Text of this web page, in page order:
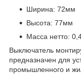
Ширина: 72мм
Высота: 77мм
Масса нетто:
Выключатель
предназначен для
промышленного и